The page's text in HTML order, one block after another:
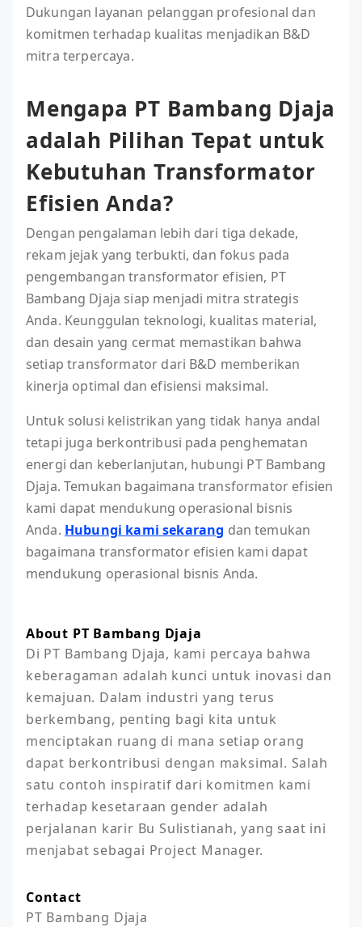
Dukungan layanan pelanggan profesional dan
komitmen terhadap kualitas menjadikan B&D
mitra terpercaya.
Mengapa PT Bambang Djaja
adalah Pilihan Tepat untuk
Kebutuhan Transformator
Efisien Anda?
Dengan pengalaman lebih dari tiga dekade,
rekam jejak yang terbukti, dan fokus pada
pengembangan transformator efisien, PT
Bambang Djaja siap menjadi mitra strategis
Anda. Keunggulan teknologi, kualitas material,
dan desain yang cermat memastikan bahwa
setiap transformator dari B&D memberikan
kinerja optimal dan efisiensi maksimal.
Untuk solusi kelistrikan yang tidak hanya andal
tetapi juga berkontribusi pada penghematan
energi dan keberlanjutan, hubungi PT Bambang
Djaja. Temukan bagaimana transformator efisien
kami dapat mendukung operasional bisnis
Anda. Hubungi kami sekarang dan temukan
bagaimana transformator efisien kami dapat
mendukung operasional bisnis Anda.
About PT Bambang Djaja
Di PT Bambang Djaja, kami percaya bahwa
keberagaman adalah kunci untuk inovasi dan
kemajuan. Dalam industri yang terus
berkembang, penting bagi kita untuk
menciptakan ruang di mana setiap orang
dapat berkontribusi dengan maksimal. Salah
satu contoh inspiratif dari komitmen kami
terhadap kesetaraan gender adalah
perjalanan karir Bu Sulistianah, yang saat ini
menjabat sebagai Project Manager.
Contact
PT Bambang Djaja